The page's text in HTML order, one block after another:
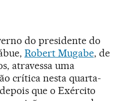
do presidente do
Robert Mugabe, de
atravessa uma
crítica nesta quarta-
que o Exército